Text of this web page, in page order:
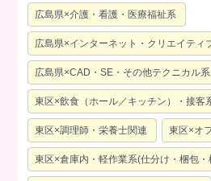
広島県×介護・看護・医療福祉系
広島県×インターネット・クリエイティ
広島県×CAD・SE・その他テクニカル系
東区×飲食（ホール／キッチン）・接客
東区×調理師・栄養士関連 東区×オ
東区×倉庫内・軽作業系(仕分け・梱包